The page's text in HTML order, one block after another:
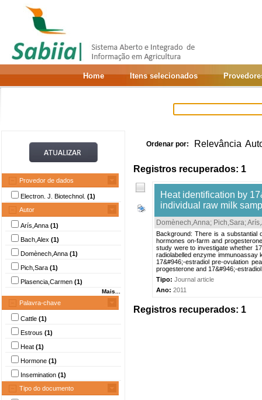
Home Itens selecionados
Provedor de dados
Electron. J. Biotechnol. (1)
Autor
Arís,Anna (1)
Bach,Alex (1)
Domènech,Anna (1)
Pich,Sara (1)
Plasencia,Carmen (1)
Mais...
Palavra-chave
Cattle (1)
Estrous (1)
Heat (1)
Hormone (1)
Insemination (1)
Tipo do documento
Ordenar por: Relevância
Registros recuperados: 1
Heat identification by
individual raw milk
Domènech,Anna; Pich,Sara;
Background: There is a substantial
hormones on-farm and
study were to investigate whether
radiolabelled enzyme immunoassay
17&#946;-estradiol pre-ovulation
progesterone and 17&#946;-
Tipo: Journal article
Ano: 2011
Registros recuperados: 1